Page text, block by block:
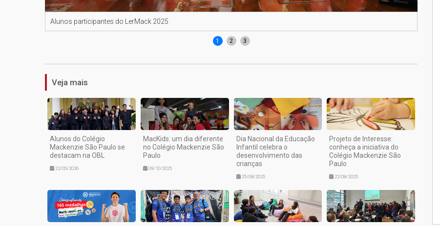
Alunos participantes do LerMack 2025
1 2 3
Veja mais
Alunos do Colégio
Mackenzie São Paulo se
destacam na OBL
22/05/2026
MacKids: um dia diferente
no Colégio Mackenzie São
Paulo
09/10/2025
Dia Nacional da Educação
Infantil celebra o
desenvolvimento das
crianças
25/08/2025
Projeto de Interesse:
conheça a iniciativa do
Colégio Mackenzie São
Paulo
22/08/2025